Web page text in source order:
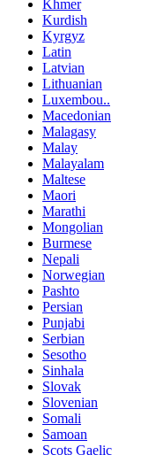
Khmer
Kurdish
Kyrgyz
Latin
Latvian
Lithuanian
Luxembou..
Macedonian
Malagasy
Malay
Malayalam
Maltese
Maori
Marathi
Mongolian
Burmese
Nepali
Norwegian
Pashto
Persian
Punjabi
Serbian
Sesotho
Sinhala
Slovak
Slovenian
Somali
Samoan
Scots Gaelic